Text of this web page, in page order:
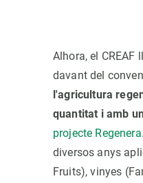
Alhora, el CREAF
davant del
l'agricultura
quantitat i amb
projecte
diversos anys
Fruits), vinyes